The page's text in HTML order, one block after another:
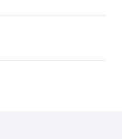
場景一致性與更